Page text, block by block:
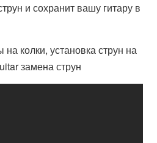
и сохранит вашу гитару в
колки, установка струн на
замена струн